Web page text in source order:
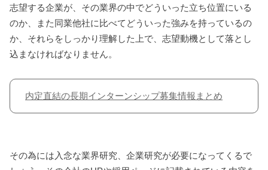
志望する企業が、その業界の中でどういった立ち位置にいる
のか、また同業他社に比べてどういった強みを持っているの
か、それらをしっかり理解した上で、志望動機として落とし
込まなければなりません。
内定直結の長期インターンシップ募集情報まとめ
その為には入念な業界研究、企業研究が必要になってくるで